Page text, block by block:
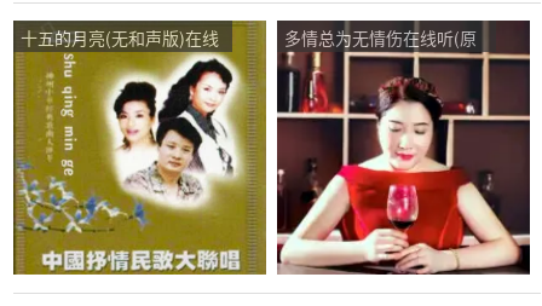
十五的月亮(无和声版)在线
听(原唱是董文华)，梦想演
唱点播:21次
多情总为无情伤在线听(原
唱是于千慧)，林志萍/红雨
(我是一只孤雁)演唱点
播:481次